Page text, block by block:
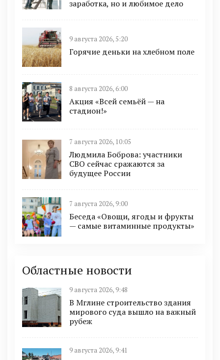
заработка, но и любимое дело
9 августа 2026, 5:20
Горячие деньки на хлебном поле
8 августа 2026, 6:00
Акция «Всей семьёй — на
стадион!»
7 августа 2026, 10:05
Людмила Боброва: участники
СВО сейчас сражаются за
будущее России
7 августа 2026, 9:00
Беседа «Овощи, ягоды и фрукты
— самые витаминные продукты»
Областные новости
9 августа 2026, 9:48
В Мглине строительство здания
мирового суда вышло на важный
рубеж
9 августа 2026, 9:41